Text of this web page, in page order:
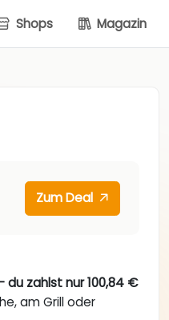
Shops Magazin
Zum Deal
du zahlst nur 100,84 €
am Grill oder